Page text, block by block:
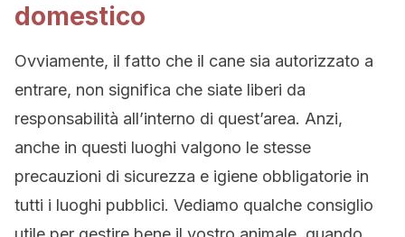
domestico
Ovviamente, il fatto che il cane sia autorizzato a
entrare, non significa che siate liberi da
responsabilità all’interno di quest’area. Anzi,
anche in questi luoghi valgono le stesse
precauzioni di sicurezza e igiene obbligatorie in
tutti i luoghi pubblici. Vediamo qualche consiglio